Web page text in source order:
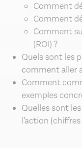
Comment
Comment
Comment
(ROI) ?
Quels sont les
comment aller
Comment
exemples
Quelles sont
l'action (chiffres